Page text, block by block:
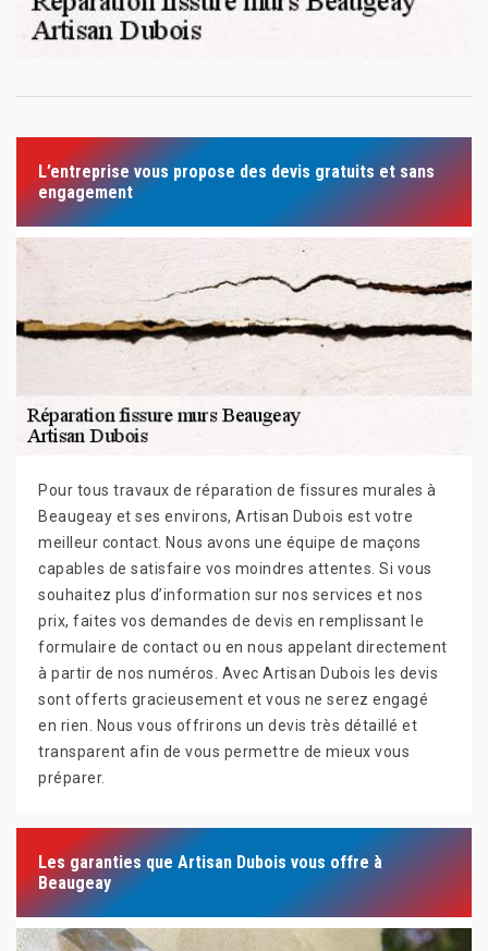
L’entreprise vous propose des devis gratuits et sans
engagement
Pour tous travaux de réparation de fissures murales à
Beaugeay et ses environs, Artisan Dubois est votre
meilleur contact. Nous avons une équipe de maçons
capables de satisfaire vos moindres attentes. Si vous
souhaitez plus d’information sur nos services et nos
prix, faites vos demandes de devis en remplissant le
formulaire de contact ou en nous appelant directement
à partir de nos numéros. Avec Artisan Dubois les devis
sont offerts gracieusement et vous ne serez engagé
en rien. Nous vous offrirons un devis très détaillé et
transparent afin de vous permettre de mieux vous
préparer.
Les garanties que Artisan Dubois vous offre à
Beaugeay